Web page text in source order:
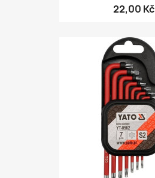
22,00 Kč